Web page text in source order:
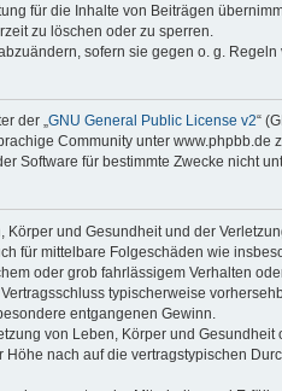
für die Inhalte von Beiträgen
zu löschen oder zu sperren.
sofern sie gegen o. g.
der „GNU General Public License v2“
Community unter
Software für bestimmte Zwecke nicht
und Gesundheit und der
für mittelbare Folgeschäden wie
oder grob fahrlässigem Verhalten
typischerweise
entgangenen Gewinn.
von Leben, Körper und
nach auf die vertragstypischen